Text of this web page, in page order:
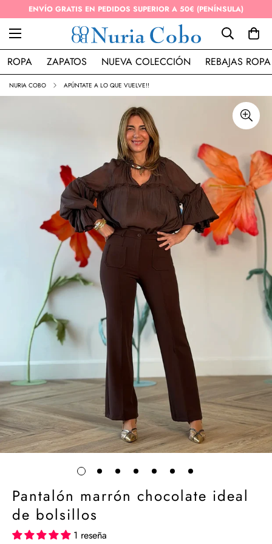
ENVÍO GRATIS EN PEDIDOS SUPERIOR A 50€ (PENÍNSULA)
ROPA ZAPATOS NUEVA COLECCIÓN REBAJAS ROPA
NURIA COBO APÚNTATE A LO QUE VUELVE!!
Pantalón marrón chocolate ideal
de bolsillos
1 reseña